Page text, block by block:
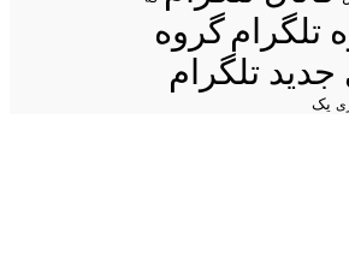
تلگرامگروه
تلگرام
یک